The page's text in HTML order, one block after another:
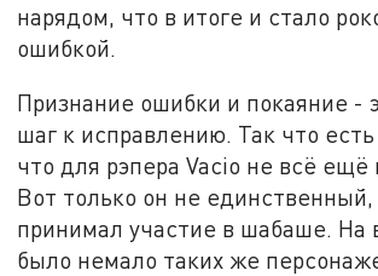
нарядом, что в итоге и стало
ошибкой.
Признание ошибки и покаяние -
шаг к исправлению. Так что
что для рэпера Vacio не всё ещё
Вот только он не единственный,
принимал участие в шабаше. На
было немало таких же